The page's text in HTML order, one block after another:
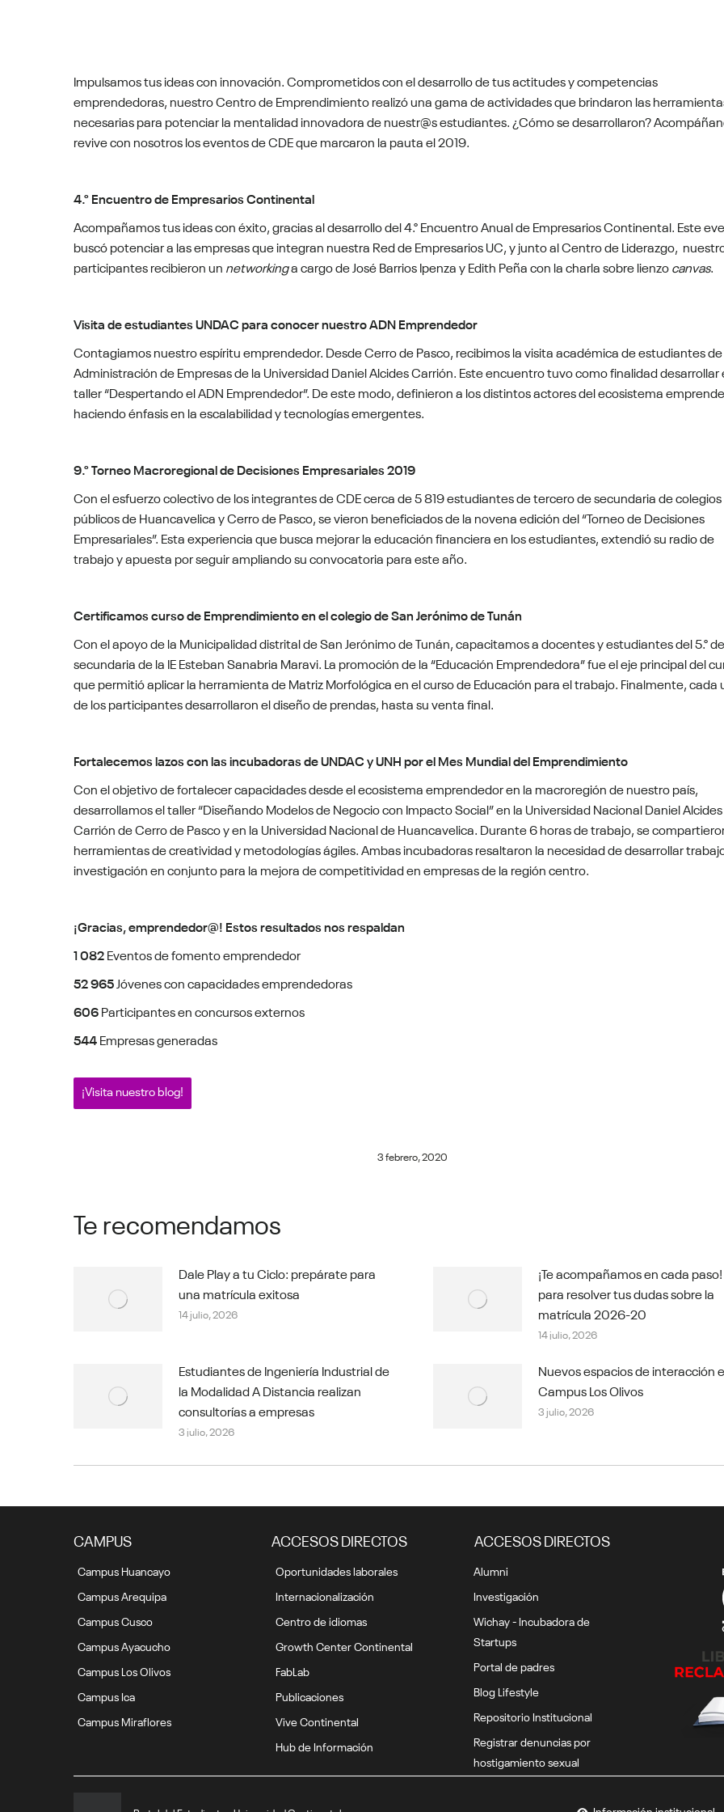
Impulsamos tus ideas con innovación. Comprometidos con el desarrollo de tus actitudes y competencias
emprendedoras, nuestro Centro de Emprendimiento realizó una gama de actividades que brindaron las
necesarias para potenciar la mentalidad innovadora de nuestr@s estudiantes. ¿Cómo se desarrollaron?
revive con nosotros los eventos de CDE que marcaron la pauta el 2019.
4.° Encuentro de Empresarios Continental
Acompañamos tus ideas con éxito, gracias al desarrollo del 4.° Encuentro Anual de Empresarios Continental. Este
buscó potenciar a las empresas que integran nuestra Red de Empresarios UC, y junto al Centro de Liderazgo,
participantes recibieron un networkinga cargo de José Barrios Ipenza y Edith Peña con la charla sobre lienzocanvas.
Visita de estudiantes UNDAC para conocer nuestro ADN Emprendedor
Contagiamos nuestro espíritu emprendedor. Desde Cerro de Pasco, recibimos la visita académica de estudiantes de
Administración de Empresas de la Universidad Daniel Alcides Carrión. Este encuentro tuvo como finalidad desarrollar
taller “Despertando el ADN Emprendedor”. De este modo, definieron a los distintos actores del ecosistema
haciendo énfasis en la escalabilidad y tecnologías emergentes.
9.° Torneo Macroregional de Decisiones Empresariales 2019
Con el esfuerzo colectivo de los integrantes de CDE cerca de 5 819 estudiantes de tercero de secundaria de colegios
públicos de Huancavelica y Cerro de Pasco, se vieron beneficiados de la novena edición del “Torneo de Decisiones
Empresariales”. Esta experiencia que busca mejorar la educación financiera en los estudiantes, extendió su radio de
trabajo y apuesta por seguir ampliando su convocatoria para este año.
Certificamos curso de Emprendimiento en el colegio de San Jerónimo de Tunán
Con el apoyo de la Municipalidad distrital de San Jerónimo de Tunán, capacitamos a docentes y estudiantes del 5.° de
secundaria de la IE Esteban Sanabria Maravi. La promoción de la “Educación Emprendedora” fue el eje principal del
que permitió aplicar la herramienta de Matriz Morfológica en el curso de Educación para el trabajo. Finalmente, cada
de los participantes desarrollaron el diseño de prendas, hasta su venta final.
Fortalecemos lazos con las incubadoras de UNDAC y UNH por el Mes Mundial del Emprendimiento
Con el objetivo de fortalecer capacidades desde el ecosistema emprendedor en la macroregión de nuestro país,
desarrollamos el taller “Diseñando Modelos de Negocio con Impacto Social” en la Universidad Nacional Daniel Alcides
Carrión de Cerro de Pasco y en la Universidad Nacional de Huancavelica. Durante 6 horas de trabajo, se
herramientas de creatividad y metodologías ágiles. Ambas incubadoras resaltaron la necesidad de desarrollar
investigación en conjunto para la mejora de competitividad en empresas de la región centro.
¡Gracias, emprendedor@! Estos resultados nos respaldan
1 082Eventos de fomento emprendedor
52 965 Jóvenes con capacidades emprendedoras
606Participantes en concursos externos
544Empresas generadas
¡Visita nuestro blog!
3 febrero, 2020
Te recomendamos
Dale Play a tu Ciclo: prepárate para
una matrícula exitosa
14 julio, 2026
¡Te acompañamos en cada
para resolver tus dudas sobre la
matrícula 2026-20
14 julio, 2026
Estudiantes de Ingeniería Industrial de
la Modalidad A Distancia realizan
consultorías a empresas
3 julio, 2026
Nuevos espacios de interacción
Campus Los Olivos
3 julio, 2026
CAMPUS
Campus Huancayo
Campus Arequipa
Campus Cusco
Campus Ayacucho
Campus Los Olivos
Campus Ica
Campus Miraflores
ACCESOS DIRECTOS
Oportunidades laborales
Internacionalización
Centro de idiomas
Growth Center Continental
FabLab
Publicaciones
Vive Continental
Hub de Información
ACCESOS DIRECTOS
Alumni
Investigación
Wichay - Incubadora de
Startups
Portal de padres
Blog Lifestyle
Repositorio Institucional
Registrar denuncias por
hostigamiento sexual